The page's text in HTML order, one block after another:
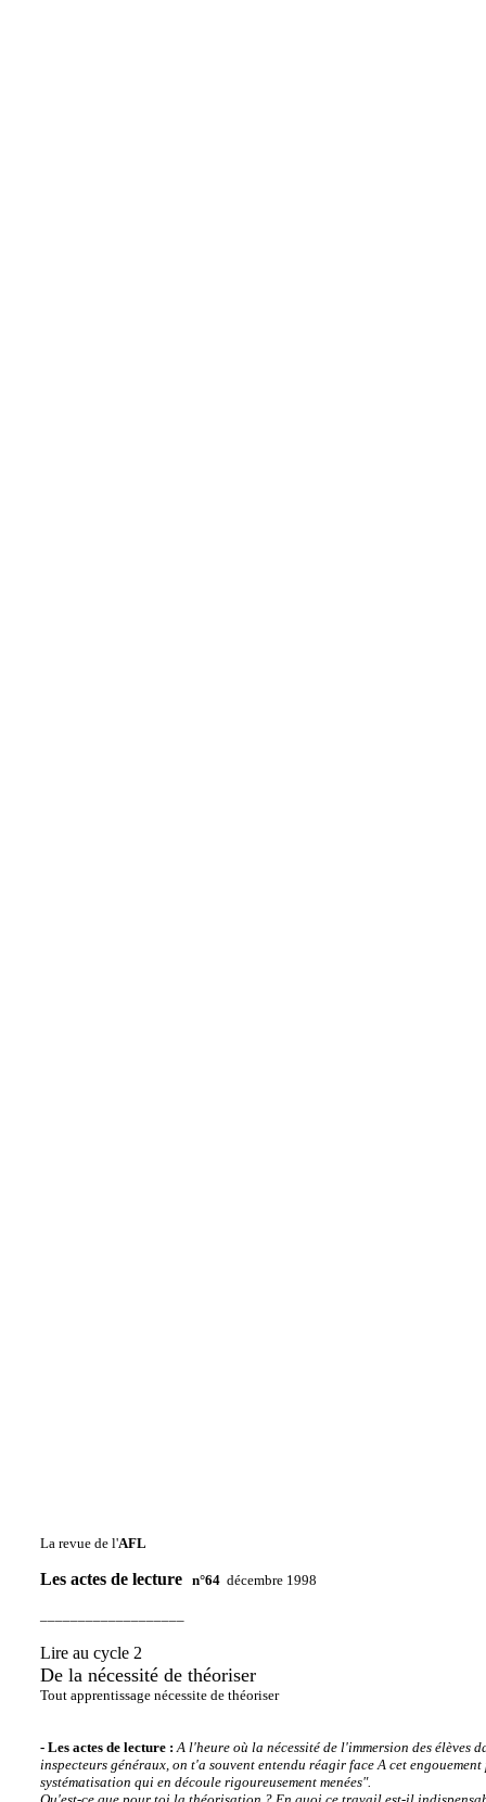
La revue de l'AFL
Les actes de lecture n°64 décembre 1998
Lire au cycle 2
De la nécessité de théoriser
Tout apprentissage nécessite de théoriser
- Les actes de lecture : A l'heure où la nécessité de l'immersion des élèves
inspecteurs généraux, on t'a souvent entendu réagir face A cet
systématisation qui en découle rigoureusement menées".